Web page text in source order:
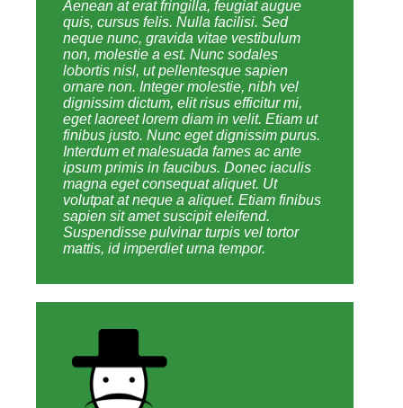
Aenean at erat fringilla, feugiat augue
quis, cursus felis. Nulla facilisi. Sed
neque nunc, gravida vitae vestibulum
non, molestie a est. Nunc sodales
lobortis nisl, ut pellentesque sapien
ornare non. Integer molestie, nibh vel
dignissim dictum, elit risus efficitur mi,
eget laoreet lorem diam in velit. Etiam ut
finibus justo. Nunc eget dignissim purus.
Interdum et malesuada fames ac ante
ipsum primis in faucibus. Donec iaculis
magna eget consequat aliquet. Ut
volutpat at neque a aliquet. Etiam finibus
sapien sit amet suscipit eleifend.
Suspendisse pulvinar turpis vel tortor
mattis, id imperdiet urna tempor.